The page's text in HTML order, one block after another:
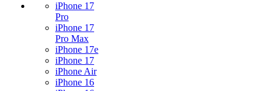
iPhone 17
Pro
iPhone 17
Pro Max
iPhone 17e
iPhone 17
iPhone Air
iPhone 16